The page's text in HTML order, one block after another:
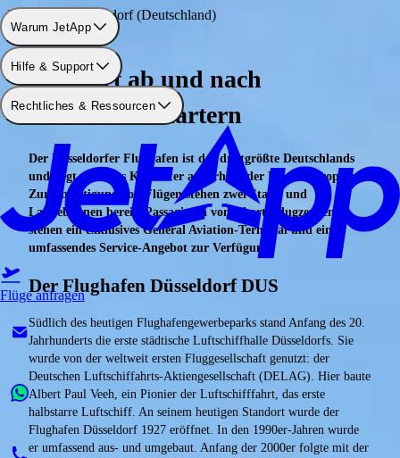
Warum JetApp
Hilfe & Support
Rechtliches & Ressourcen
Flüge anfragen
Flughafen: Düsseldorf (Deutschland)
Privatjet ab und nach
Düsseldorf chartern
Der Düsseldorfer Flughafen ist der drittgrößte Deutschlands
und liegt ca. sechs Kilometer außerhalb der Rheinmetropole.
Zur Abfertigung von Flügen stehen zwei Start- und
Landebahnen bereit. Passagieren von Charterflugzeugen
stehen ein exklusives General Aviation-Terminal und ein
umfassendes Service-Angebot zur Verfügung.
Der Flughafen Düsseldorf DUS
Südlich des heutigen Flughafengewerbeparks stand Anfang des 20.
Jahrhunderts die erste städtische Luftschiffhalle Düsseldorfs. Sie
wurde von der weltweit ersten Fluggesellschaft genutzt: der
Deutschen Luftschiffahrts-Aktiengesellschaft (DELAG). Hier baute
Albert Paul Veeh, ein Pionier der Luftschifffahrt, das erste
halbstarre Luftschiff. An seinem heutigen Standort wurde der
Flughafen Düsseldorf 1927 eröffnet. In den 1990er-Jahren wurde
er umfassend aus- und umgebaut. Anfang der 2000er folgte mit der